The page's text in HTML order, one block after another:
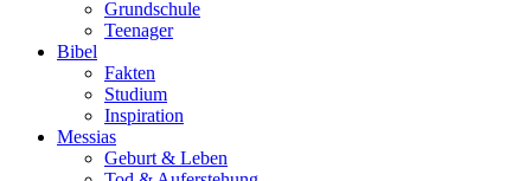
Grundschule
Teenager
Bibel
Fakten
Studium
Inspiration
Messias
Geburt & Leben